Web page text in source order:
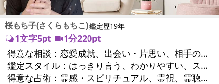
桜もち子(さくらもちこ)鑑定歴19年
1文字5pt
1分220pt
得意な相談：
恋愛成就、出会い・片思い、相手の気持ち、相性、縁結び、結婚、二人の今後、複雑な恋愛、三角関係、略奪愛、浮気、不倫、復活愛、復縁、同性愛・LGBT、人間関係、対人関係、仕事運、転職、人生全般、経営相談、ビジネスチャンス、ビジネスパートナー、家族関係、夫婦関係、家庭問題、心の問題、うつ、いじめ、人生相談、霊的問題、ご先祖様、守護霊様、魂の本質、パワーストーン選択、開運指導、金運、縁切り
鑑定スタイル：
はっきり言う、わかりやすい、スピード鑑定、具体的、的確、納得感、聞き上手、とても話しやすい、じっくり聞いてくれる、愛にあふれ温かい、勇気をくれる、前向き・元気になれる、実力派
得意な占術：
霊感・スピリチュアル、霊視、霊聴、未来予知、前世・来世、波動修正、エネルギー調整、ソウルメイト、チャクラ、チャネリング、タロット、オラクルカード、姓名判断、九星気学、四柱推命、カラー診断、夢診断、易学、陰陽五行、祈祷、祈願、縁結び、除霊、縁切り、パワーストーン、水晶、ヒーリング